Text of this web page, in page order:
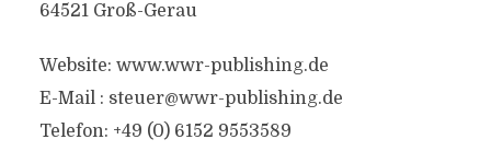
64521 Groß-Gerau
Website: www.wwr-publishing.de
E-Mail : steuer@wwr-publishing.de
Telefon: +49 (0) 6152 9553589